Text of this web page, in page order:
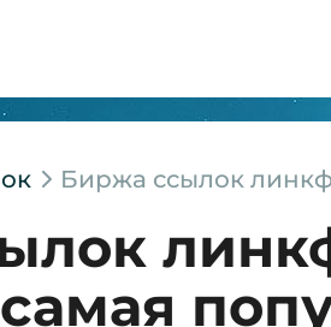
Биржа ссылок